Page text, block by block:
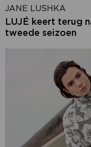
JANE LUSHKA
LUJÉ keert terug
tweede seizoen